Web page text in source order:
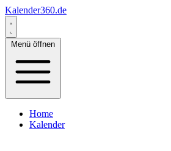
Kalender360.de
Menü öffnen
Home
Kalender